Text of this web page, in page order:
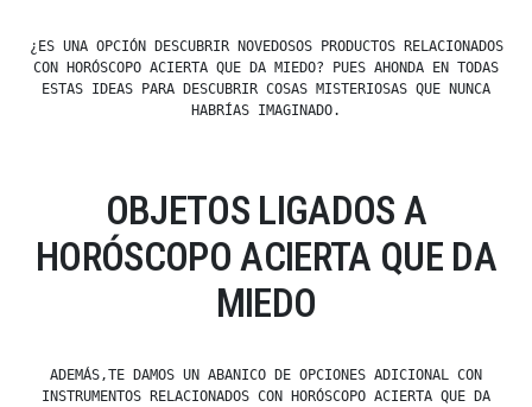
¿ES UNA OPCIÓN DESCUBRIR NOVEDOSOS PRODUCTOS RELACIONADOS
CON HORÓSCOPO ACIERTA QUE DA MIEDO? PUES AHONDA EN TODAS
ESTAS IDEAS PARA DESCUBRIR COSAS MISTERIOSAS QUE NUNCA
HABRÍAS IMAGINADO.
OBJETOS LIGADOS A
HORÓSCOPO ACIERTA QUE DA
MIEDO
ADEMÁS,TE DAMOS UN ABANICO DE OPCIONES ADICIONAL CON
INSTRUMENTOS RELACIONADOS CON HORÓSCOPO ACIERTA QUE DA